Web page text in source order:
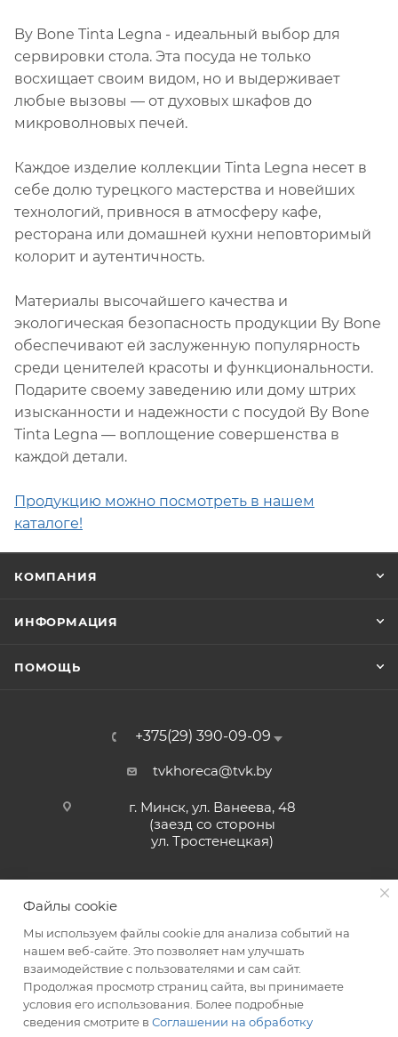
By Bone Tinta Legna - идеальный выбор для
сервировки стола. Эта посуда не только
восхищает своим видом, но и выдерживает
любые вызовы — от духовых шкафов до
микроволновых печей.
Каждое изделие коллекции Tinta Legna несет в
себе долю турецкого мастерства и новейших
технологий, привнося в атмосферу кафе,
ресторана или домашней кухни неповторимый
колорит и аутентичность.
Материалы высочайшего качества и
экологическая безопасность продукции By Bone
обеспечивают ей заслуженную популярность
среди ценителей красоты и функциональности.
Подарите своему заведению или дому штрих
изысканности и надежности с посудой By Bone
Tinta Legna — воплощение совершенства в
каждой детали.
Продукцию можно посмотреть в нашем
каталоге!
КОМПАНИЯ
ИНФОРМАЦИЯ
ПОМОЩЬ
+375(29) 390-09-09
tvkhoreca@tvk.by
г. Минск, ул. Ванеева, 48
(заезд со стороны
ул. Тростенецкая)
2026 © ЗАО «ТВК»
Файлы cookie
Мы используем файлы cookie для анализа событий на
нашем веб-сайте. Это позволяет нам улучшать
взаимодействие с пользователями и сам сайт.
Продолжая просмотр страниц сайта, вы принимаете
условия его использования. Более подробные
сведения смотрите в Соглашении на обработку